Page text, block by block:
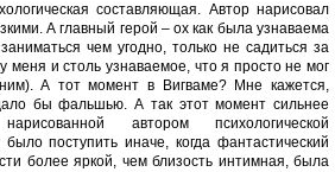
составляющая. Автор нарисовал
А главный герой – ох как была узнаваема
чем угодно, только не садиться за
меня и столь узнаваемое, что я просто не мог
А тот момент в Вигваме? Мне кажется,
бы фальшью. А так этот момент сильнее
автором психологической
поступить иначе, когда фантастический
более яркой, чем близость интимная, была